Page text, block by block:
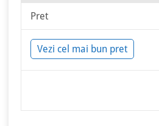
Pret
Vezi cel mai bun pret